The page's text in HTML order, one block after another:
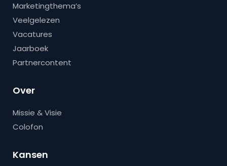
Marketingthema’s
Veelgelezen
Vacatures
Jaarboek
Partnercontent
Over
Missie & Visie
Colofon
Kansen